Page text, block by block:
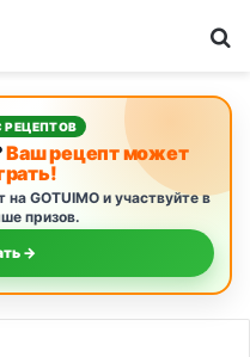
РЕЦЕПТОВ
Ваш рецепт может
GOTUIMO и участвуйте в
призов.
→